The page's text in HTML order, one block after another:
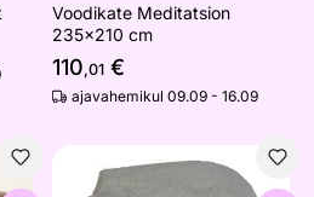
Voodikate Meditatsion
235x210 cm
110,01 €
ajavahemikul 09.09 - 16.09
Merino lambavillatekk